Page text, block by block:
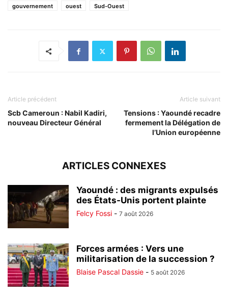
gouvernement
ouest Sud-Ouest
Article précédent
Scb Cameroun : Nabil Kadiri,
nouveau Directeur Général
Article suivant
Tensions : Yaoundé recadre
fermement la Délégation de
l’Union européenne
ARTICLES CONNEXES
Yaoundé : des migrants expulsés
des États-Unis portent plainte
Felcy Fossi - 7 août 2026
Forces armées : Vers une
militarisation de la succession ?
Blaise Pascal Dassie - 5 août 2026